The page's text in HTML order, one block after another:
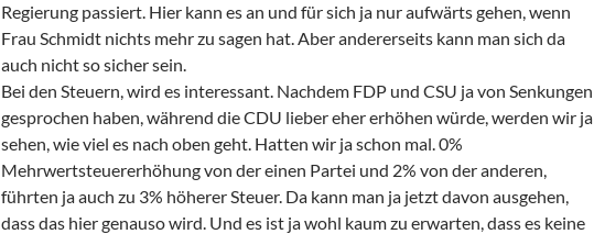
Regierung passiert. Hier kann es an und für sich ja nur aufwärts gehen, wenn
Frau Schmidt nichts mehr zu sagen hat. Aber andererseits kann man sich da
auch nicht so sicher sein.
Bei den Steuern, wird es interessant. Nachdem FDP und CSU ja von Senkungen
gesprochen haben, während die CDU lieber eher erhöhen würde, werden wir ja
sehen, wie viel es nach oben geht. Hatten wir ja schon mal. 0%
Mehrwertsteuererhöhung von der einen Partei und 2% von der anderen,
führten ja auch zu 3% höherer Steuer. Da kann man ja jetzt davon ausgehen,
dass das hier genauso wird. Und es ist ja wohl kaum zu erwarten, dass es keine